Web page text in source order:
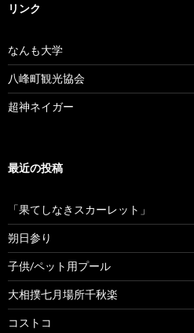
リンク
なんも大学
八峰町観光協会
超神ネイガー
最近の投稿
「果てしなきスカーレット」
朔日参り
子供/ペット用プール
大相撲七月場所千秋楽
コストコ